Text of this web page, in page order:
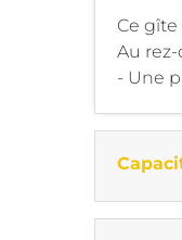
Ce
Au
- Une